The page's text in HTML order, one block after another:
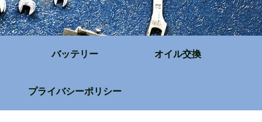
バッテリー オイル交換
プライバシーポリシー